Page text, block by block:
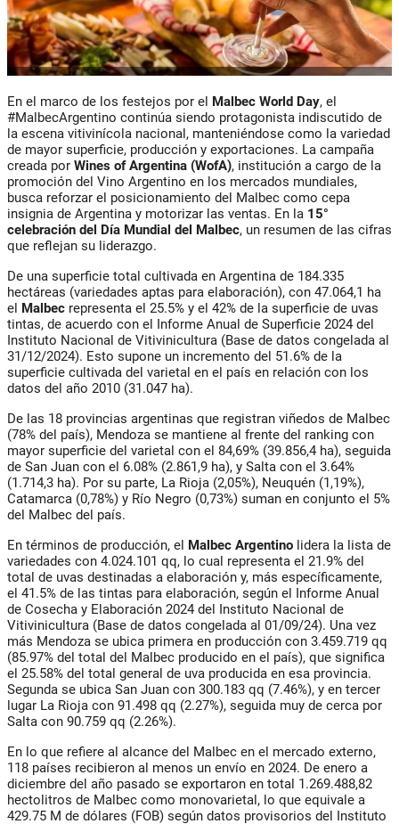
En el marco de los festejos por el Malbec World Day, el
#MalbecArgentino continúa siendo protagonista indiscutido de
la escena vitivinícola nacional, manteniéndose como la variedad
de mayor superficie, producción y exportaciones. La campaña
creada por Wines of Argentina (WofA), institución a cargo de la
promoción del Vino Argentino en los mercados mundiales,
busca reforzar el posicionamiento del Malbec como cepa
insignia de Argentina y motorizar las ventas. En la 15°
celebración del Día Mundial del Malbec, un resumen de las cifras
que reflejan su liderazgo.
De una superficie total cultivada en Argentina de 184.335
hectáreas (variedades aptas para elaboración), con 47.064,1 ha
el Malbec representa el 25.5% y el 42% de la superficie de uvas
tintas, de acuerdo con el Informe Anual de Superficie 2024 del
Instituto Nacional de Vitivinicultura (Base de datos congelada al
31/12/2024). Esto supone un incremento del 51.6% de la
superficie cultivada del varietal en el país en relación con los
datos del año 2010 (31.047 ha).
De las 18 provincias argentinas que registran viñedos de Malbec
(78% del país), Mendoza se mantiene al frente del ranking con
mayor superficie del varietal con el 84,69% (39.856,4 ha), seguida
de San Juan con el 6.08% (2.861,9 ha), y Salta con el 3.64%
(1.714,3 ha). Por su parte, La Rioja (2,05%), Neuquén (1,19%),
Catamarca (0,78%) y Río Negro (0,73%) suman en conjunto el 5%
del Malbec del país.
En términos de producción, el Malbec Argentino lidera la lista de
variedades con 4.024.101 qq, lo cual representa el 21.9% del
total de uvas destinadas a elaboración y, más específicamente,
el 41.5% de las tintas para elaboración, según el Informe Anual
de Cosecha y Elaboración 2024 del Instituto Nacional de
Vitivinicultura (Base de datos congelada al 01/09/24). Una vez
más Mendoza se ubica primera en producción con 3.459.719 qq
(85.97% del total del Malbec producido en el país), que significa
el 25.58% del total general de uva producida en esa provincia.
Segunda se ubica San Juan con 300.183 qq (7.46%), y en tercer
lugar La Rioja con 91.498 qq (2.27%), seguida muy de cerca por
Salta con 90.759 qq (2.26%).
En lo que refiere al alcance del Malbec en el mercado externo,
118 países recibieron al menos un envío en 2024. De enero a
diciembre del año pasado se exportaron en total 1.269.488,82
hectolitros de Malbec como monovarietal, lo que equivale a
429.75 M de dólares (FOB) según datos provisorios del Instituto